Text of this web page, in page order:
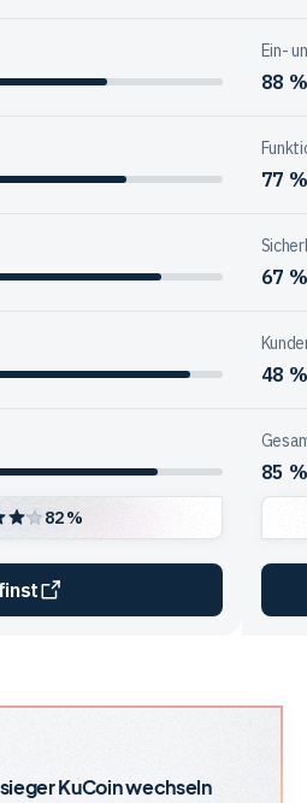
Ein-
88 %
77 %
67 %
48 %
82 %
85 %
KuCoinwechseln